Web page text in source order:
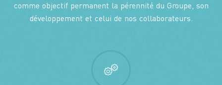
comme objectif permanent la pérennité du Groupe, son
développement et celui de nos collaborateurs.